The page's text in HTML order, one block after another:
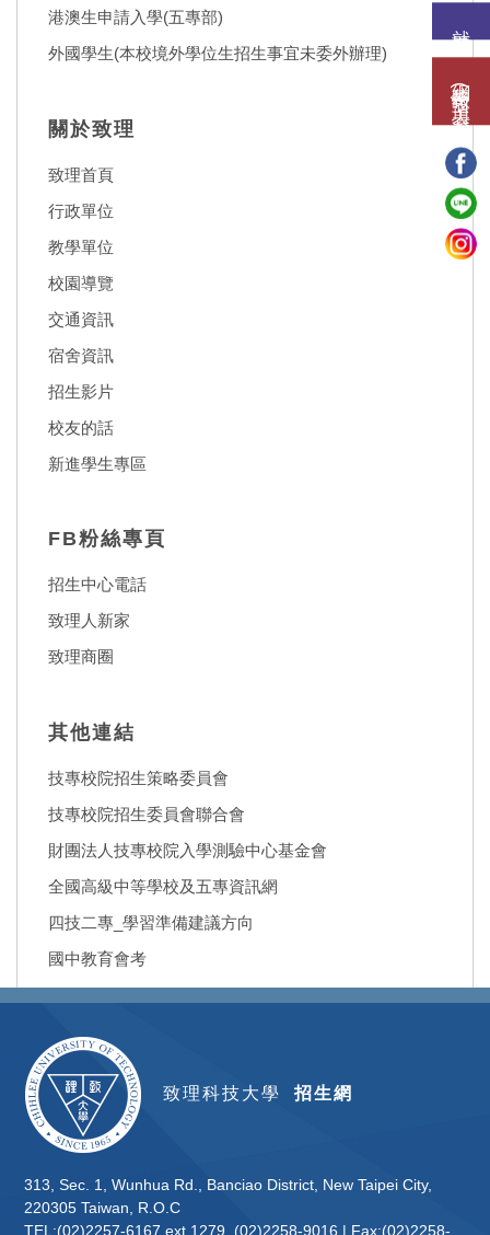
網路報名(填表)系統
港澳生申請入學(五專部)
外國學生(本校境外學位生招生事宜未委外辦理)
關於致理
致理首頁
行政單位
教學單位
校園導覽
交通資訊
宿舍資訊
招生影片
校友的話
新進學生專區
FB粉絲專頁
招生中心電話
致理人新家
致理商圈
其他連結
技專校院招生策略委員會
技專校院招生委員會聯合會
財團法人技專校院入學測驗中心基金會
全國高級中等學校及五專資訊網
四技二專_學習準備建議方向
國中教育會考
致理科技大學招生網
313, Sec. 1, Wunhua Rd., Banciao District, New Taipei City,
220305 Taiwan, R.O.C
TEL:(02)2257-6167 ext 1279, (02)2258-9016 | Fax:(02)2258-